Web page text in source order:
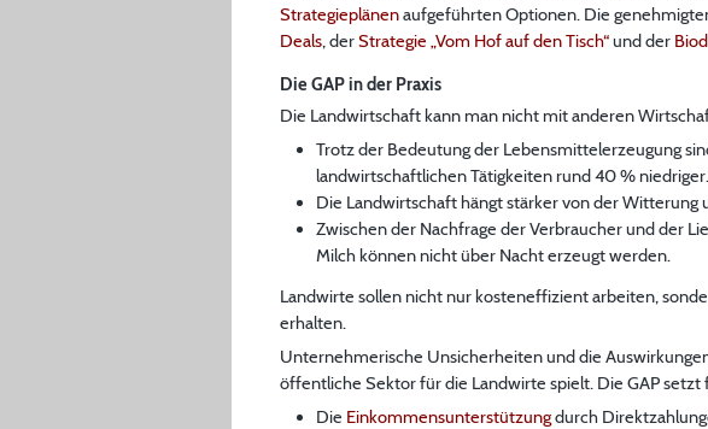
Strategieplänenaufgeführten Optionen. Die
Deals, derStrategie „Vom Hof auf den Tisch“und der
Die GAP in der Praxis
Die Landwirtschaft kann man nicht mit anderen
Trotz der Bedeutung der Lebensmittelerzeugung
landwirtschaftlichen Tätigkeiten rund 40 % niedriger.
Die Landwirtschaft hängt stärker von der Witterung
Zwischen der Nachfrage der Verbraucher und der
Milch können nicht über Nacht erzeugt werden.
Landwirte sollen nicht nur kosteneffizient arbeiten,
erhalten.
Unternehmerische Unsicherheiten und die
öffentliche Sektor für die Landwirte spielt. Die GAP setzt
Die Einkommensunterstützungdurch